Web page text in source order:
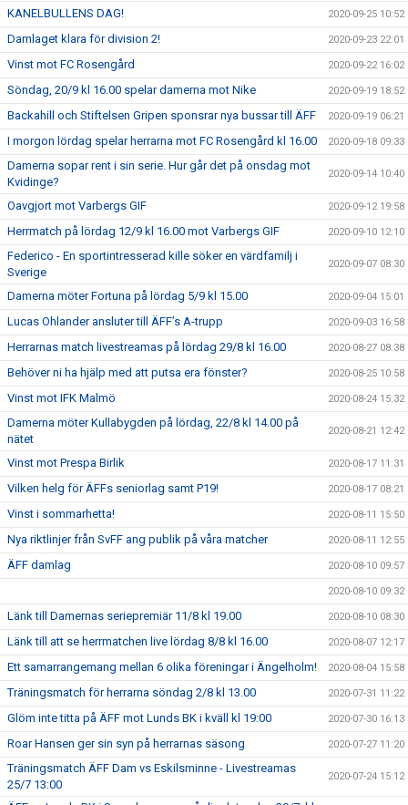
KANELBULLENS DAG! 2020-09-25 10:52
Damlaget klara för division 2! 2020-09-23 22:01
Vinst mot FC Rosengård 2020-09-22 16:02
Söndag, 20/9 kl 16.00 spelar damerna mot Nike 2020-09-19 18:52
Backahill och Stiftelsen Gripen sponsrar nya bussar till ÄFF 2020-09-19 06:21
I morgon lördag spelar herrarna mot FC Rosengård kl 16.00 2020-09-18 09:33
Damerna sopar rent i sin serie. Hur går det på onsdag mot
Kvidinge?
2020-09-14 10:40
Oavgjort mot Varbergs GIF 2020-09-12 19:58
Herrmatch på lördag 12/9 kl 16.00 mot Varbergs GIF 2020-09-10 12:10
Federico - En sportintresserad kille söker en värdfamilj i
Sverige
2020-09-07 08:30
Damerna möter Fortuna på lördag 5/9 kl 15.00 2020-09-04 15:01
Lucas Ohlander ansluter till ÄFF’s A-trupp 2020-09-03 16:58
Herrarnas match livestreamas på lördag 29/8 kl 16.00 2020-08-27 08:38
Behöver ni ha hjälp med att putsa era fönster? 2020-08-25 10:58
Vinst mot IFK Malmö 2020-08-24 15:32
Damerna möter Kullabygden på lördag, 22/8 kl 14.00 på
nätet
2020-08-21 12:42
Vinst mot Prespa Birlik 2020-08-17 11:31
Vilken helg för ÄFFs seniorlag samt P19! 2020-08-17 08:21
Vinst i sommarhetta! 2020-08-11 15:50
Nya riktlinjer från SvFF ang publik på våra matcher 2020-08-11 12:55
ÄFF damlag 2020-08-10 09:57
2020-08-10 09:32
Länk till Damernas seriepremiär 11/8 kl 19.00 2020-08-10 08:30
Länk till att se herrmatchen live lördag 8/8 kl 16.00 2020-08-07 12:17
Ett samarrangemang mellan 6 olika föreningar i Ängelholm! 2020-08-04 15:58
Träningsmatch för herrarna söndag 2/8 kl 13.00 2020-07-31 11:22
Glöm inte titta på ÄFF mot Lunds BK i kväll kl 19:00 2020-07-30 16:13
Roar Hansen ger sin syn på herrarnas säsong 2020-07-27 11:20
Träningsmatch ÄFF Dam vs Eskilsminne - Livestreamas
25/7 13:00
2020-07-24 15:12